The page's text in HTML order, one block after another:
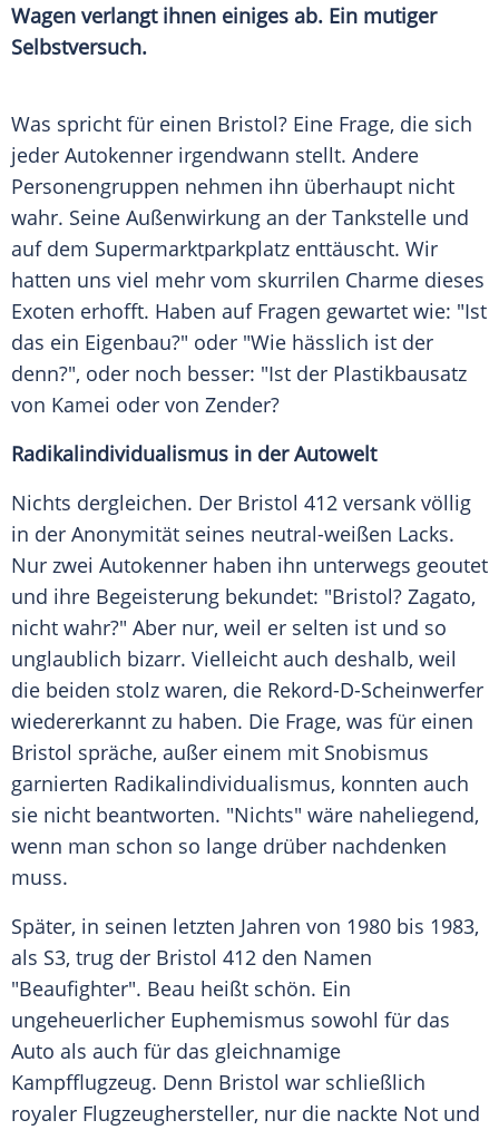
Wagen verlangt ihnen einiges ab. Ein mutiger
Selbstversuch.
Was spricht für einen Bristol? Eine Frage, die sich
jeder Autokenner irgendwann stellt. Andere
Personengruppen nehmen ihn überhaupt nicht
wahr. Seine Außenwirkung an der Tankstelle und
auf dem Supermarktparkplatz enttäuscht. Wir
hatten uns viel mehr vom skurrilen Charme dieses
Exoten erhofft. Haben auf Fragen gewartet wie: "Ist
das ein Eigenbau?" oder "Wie hässlich ist der
denn?", oder noch besser: "Ist der Plastikbausatz
von Kamei oder von Zender?
Radikalindividualismus in der Autowelt
Nichts dergleichen. Der Bristol 412 versank völlig
in der Anonymität seines neutral-weißen Lacks.
Nur zwei Autokenner haben ihn unterwegs geoutet
und ihre Begeisterung bekundet: "Bristol? Zagato,
nicht wahr?" Aber nur, weil er selten ist und so
unglaublich bizarr. Vielleicht auch deshalb, weil
die beiden stolz waren, die Rekord-D-Scheinwerfer
wiedererkannt zu haben. Die Frage, was für einen
Bristol spräche, außer einem mit Snobismus
garnierten Radikalindividualismus, konnten auch
sie nicht beantworten. "Nichts" wäre naheliegend,
wenn man schon so lange drüber nachdenken
muss.
Später, in seinen letzten Jahren von 1980 bis 1983,
als S3, trug der Bristol 412 den Namen
"Beaufighter". Beau heißt schön. Ein
ungeheuerlicher Euphemismus sowohl für das
Auto als auch für das gleichnamige
Kampfflugzeug. Denn Bristol war schließlich
royaler Flugzeughersteller, nur die nackte Not und